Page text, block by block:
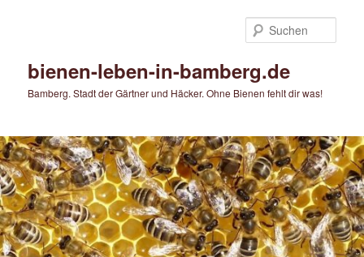
bienen-leben-in-bamberg.de
Bamberg. Stadt der Gärtner und Häcker. Ohne Bienen fehlt dir was!